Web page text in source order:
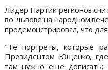
Лидер Партии регионов
во Львове на народном
продемонстрировал, что
"Те портреты, которые
Президентом Ющенко, где
там нужно еще дописать: